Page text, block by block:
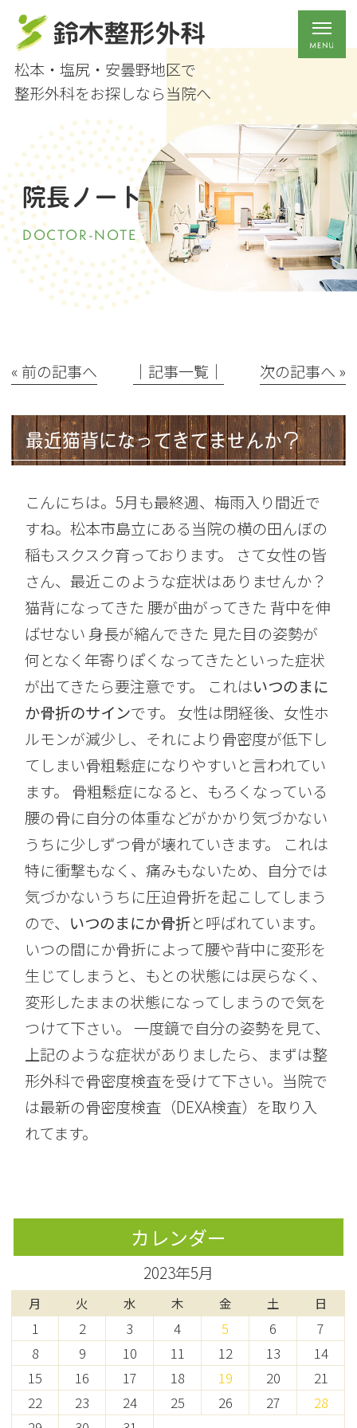
松本・塩尻・安曇野地区で
整形外科をお探しなら当院へ
院長ノート
DOCTOR-NOTE
« 前の記事へ │記事一覧│ 次の記事へ »
最近猫背になってきてませんか？
こんにちは。5月も最終週、梅雨入り間近で
すね。松本市島立にある当院の横の田んぼの
稲もスクスク育っております。 さて女性の皆
さん、最近このような症状はありませんか？
猫背になってきた 腰が曲がってきた 背中を伸
ばせない 身長が縮んできた 見た目の姿勢が
何となく年寄りぽくなってきたといった症状
が出てきたら要注意です。 これはいつのまに
か骨折のサインです。 女性は閉経後、女性ホ
ルモンが減少し、それにより骨密度が低下し
てしまい骨粗鬆症になりやすいと言われてい
ます。 骨粗鬆症になると、もろくなっている
腰の骨に自分の体重などがかかり気づかない
うちに少しずつ骨が壊れていきます。 これは
特に衝撃もなく、痛みもないため、自分では
気づかないうちに圧迫骨折を起こしてしまう
ので、 いつのまにか骨折と呼ばれています。
いつの間にか骨折によって腰や背中に変形を
生じてしまうと、もとの状態には戻らなく、
変形したままの状態になってしまうので気を
つけて下さい。 一度鏡で自分の姿勢を見て、
上記のような症状がありましたら、まずは整
形外科で骨密度検査を受けて下さい。当院で
は最新の骨密度検査（DEXA検査）を取り入
れてます。
カレンダー
2023年5月
月 火 水 木 金 土 日
1 2 3 4 5 6
7
8
9 10 11 12 13
14
15
16 17 18 19 20
21
22
23 24 25 26 27
28